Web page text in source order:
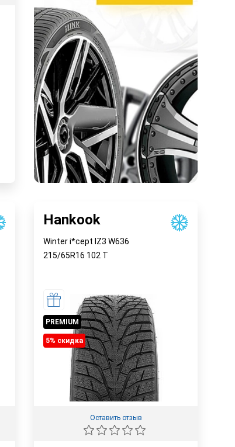
Hankook
Winter i*cept IZ3 W636
215/65R16 102 T
PREMIUM
5% cкидка
Оставить отзыв